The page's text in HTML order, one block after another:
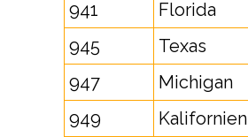
941
Florida
945
Texas
947
Michigan
949
Kalifornien